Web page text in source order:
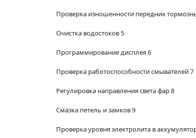
Проверка изношенности передних
Очистка водостоков 5
Программирование дисплея 6
Проверка работоспособности смывателей 7
Регулировка направления света фар 8
Смазка петель и замков 9
Проверка уровня электролита в